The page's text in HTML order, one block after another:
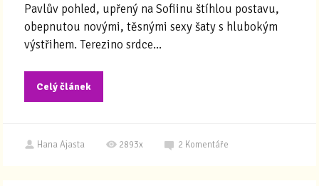
Pavlův pohled, upřený na Sofiinu štíhlou postavu,
obepnutou novými, těsnými sexy šaty s hlubokým
výstřihem. Terezino srdce...
Celý článek
Hana Ajasta 2893x 2 Komentáře